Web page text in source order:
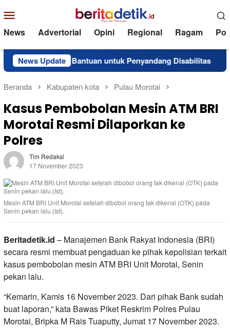
ke
kontenMobile
News Advertorial Opini Regional Ragam
News Update
Salurkan Bantuan untuk Penyandang Disabilitas
Beranda Kabupaten kota Pulau Morotai
Kasus Pembobolan Mesin ATM BRI
Morotai Resmi Dilaporkan ke
Polres
Tim Redaksi
17 November 2023
Mesin ATM BRI Unit Morotai setelah dibobol orang tak dikenal (OTK) pada
Senin pekan lalu.(Ist).
Beritadetik.id – Manajemen Bank Rakyat Indonesia (BRI)
secara resmi membuat pengaduan ke pihak kepolisian terkait
kasus pembobolan mesin ATM BRI Unit Morotai, Senin
pekan lalu.
“Kemarin, Kamis 16 November 2023. Dari pihak Bank sudah
buat laporan,” kata Bawas Piket Reskrim Polres Pulau
Morotai, Bripka M Rais Tuaputty, Jumat 17 November 2023.